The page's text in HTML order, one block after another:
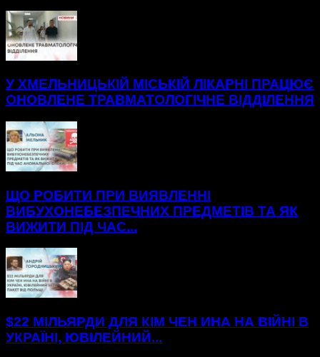
У ХМЕЛЬНИЦЬКІЙ МІСЬКІЙ ЛІКАРНІ ПРАЦЮЄ
ОНОВЛЕНЕ ТРАВМАТОЛОГІЧНЕ ВІДДІЛЕННЯ
ЩО РОБИТИ ПРИ ВИЯВЛЕННІ
ВИБУХОНЕБЕЗПЕЧНИХ ПРЕДМЕТІВ ТА ЯК
ВИЖИТИ ПІД ЧАС...
$22 МІЛЬЯРДИ ДЛЯ КІМ ЧЕН ИНА НА ВІЙНІ В
УКРАЇНІ, ЮВІЛЕЙНИЙ...